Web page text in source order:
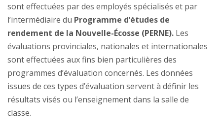
sont effectuées par des employés spécialisés et par
l’intermédiaire du Programme d’études de
rendement de la Nouvelle-Écosse (PERNE). Les
évaluations provinciales, nationales et internationales
sont effectuées aux fins bien particulières des
programmes d’évaluation concernés. Les données
issues de ces types d’évaluation servent à définir les
résultats visés ou l’enseignement dans la salle de
classe.